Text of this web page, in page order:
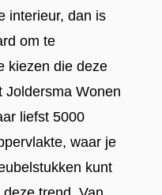
interieur, dan is
om te
kiezen die deze
Joldersma Wonen
liefst 5000
waar je
kunt